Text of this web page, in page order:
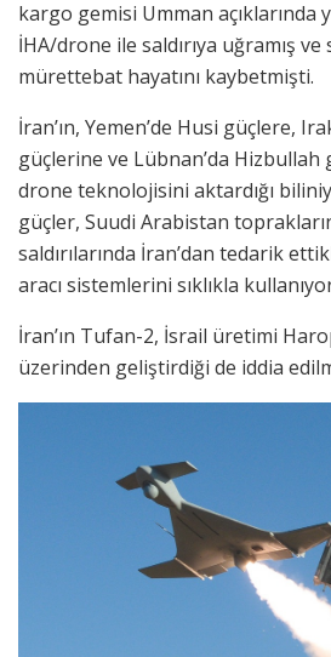
kargo gemisi Umman açıklarında
İHA/drone ile saldırıya uğramış ve
mürettebat hayatını kaybetmişti.
İran’ın, Yemen’de Husi güçlere,
güçlerine ve Lübnan’da Hizbullah
drone teknolojisini aktardığı
güçler, Suudi Arabistan
saldırılarında İran’dan tedarik
aracı sistemlerini sıklıkla
İran’ın Tufan-2, İsrail üretimi
üzerinden geliştirdiği de iddia